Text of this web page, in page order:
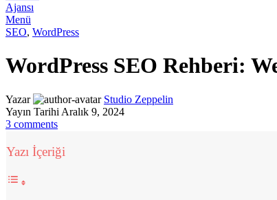
Menü
SEO, WordPress
WordPress SEO Rehberi:
Yazar
Studio Zeppelin
Yayın Tarihi Aralık 9, 2024
3 comments
Yazı İçeriği